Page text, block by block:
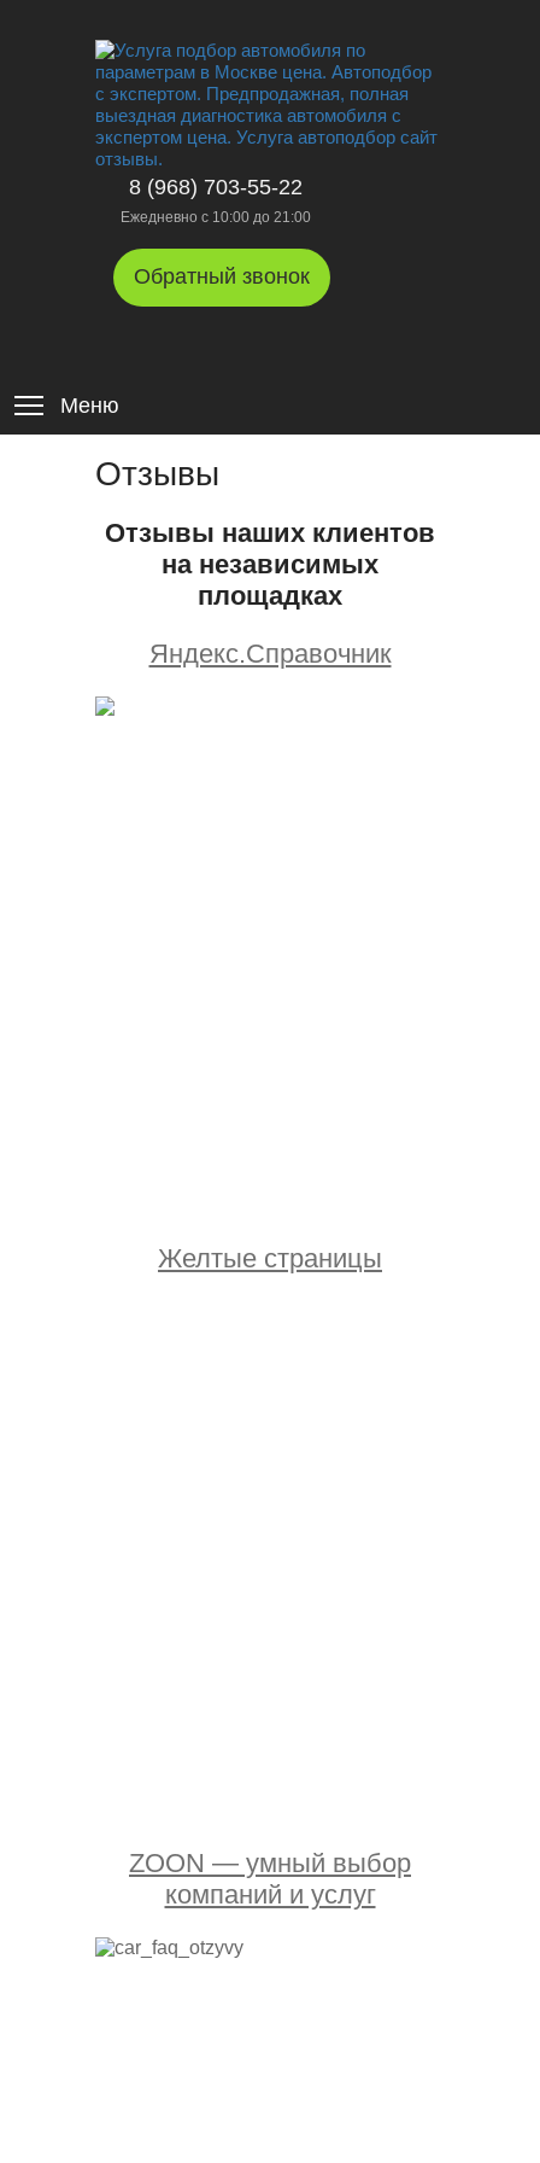
8 (968) 703-55-22
Ежедневно с 10:00 до 21:00
Обратный звонок
Меню
Отзывы
Отзывы наших клиентов
на независимых
площадках
Яндекс.Справочник
Желтые страницы
ZOON — умный выбор
компаний и услуг